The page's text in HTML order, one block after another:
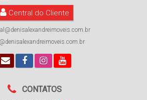
Central do Cliente
CONTATOS